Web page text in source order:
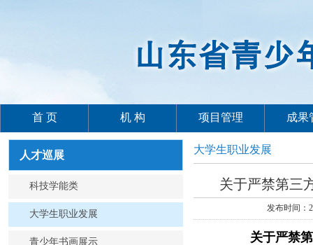
首 页 机 构 项目管理 成果
人才巡展
科技学能类
大学生职业发展
青少年书画展示
大学生职业发展
关于严禁第三
发布时间
关于严禁